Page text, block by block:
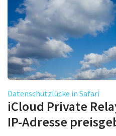
Datenschutzlücke in Safari
iCloud Private
IP-Adresse